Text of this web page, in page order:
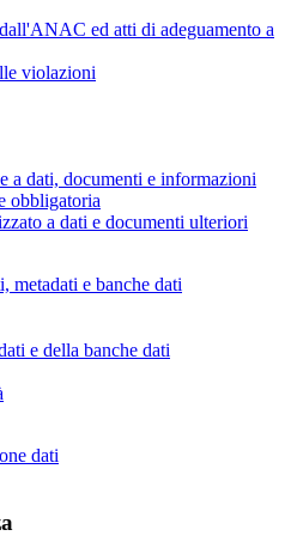
ed atti di adeguamento a
violazioni
a dati, documenti e informazioni
obbligatoria
a dati e documenti ulteriori
metadati e banche dati
e della banche dati
dati